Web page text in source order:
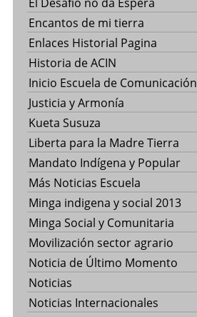
Encantos de mi tierra
Enlaces Historial Pagina
Historia de ACIN
Inicio Escuela de Comunicación
Justicia y Armonía
Kueta Susuza
Liberta para la Madre Tierra
Mandato Indígena y Popular
Más Noticias Escuela
Minga indigena y social 2013
Minga Social y Comunitaria
Movilización sector agrario
Noticia de Último Momento
Noticias
Noticias Internacionales